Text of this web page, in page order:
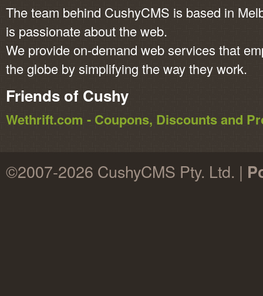
The team behind CushyCMS is based in
is passionate about the web.
We provide on-demand web services that
the globe by simplifying the way they work.
Friends of Cushy
Wethrift.com - Coupons, Discounts and
©2007-2026 CushyCMS Pty. Ltd. |